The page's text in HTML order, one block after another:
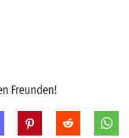
Freunden!